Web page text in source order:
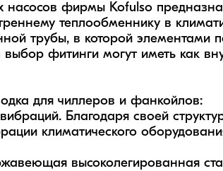
насосов фирмы Kofulso
теплообменнику в
трубы, в которой элементами
фитинги могут иметь как
для чиллеров и фанкойлов:
Благодаря своей
климатического
высоколегированная